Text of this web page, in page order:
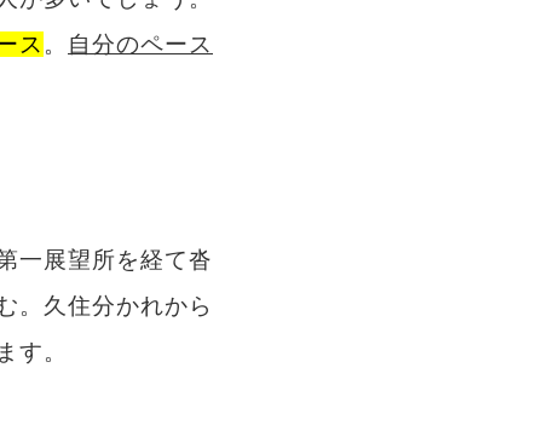
ス 。 自分のペース
一展望所を経て沓
。久住分かれから
す。